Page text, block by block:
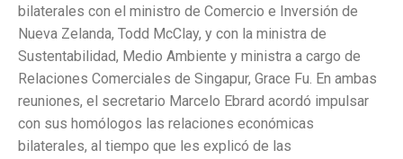
bilaterales con el ministro de Comercio e Inversión de
Nueva Zelanda, Todd McClay, y con la ministra de
Sustentabilidad, Medio Ambiente y ministra a cargo de
Relaciones Comerciales de Singapur, Grace Fu. En ambas
reuniones, el secretario Marcelo Ebrard acordó impulsar
con sus homólogos las relaciones económicas
bilaterales, al tiempo que les explicó de las